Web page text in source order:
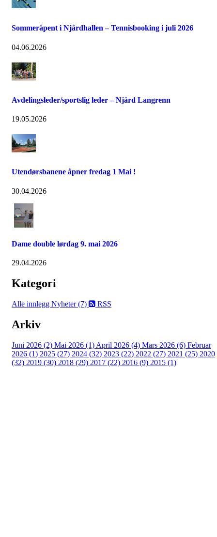
Sommeråpent i Njårdhallen – Tennisbooking i juli 2026
04.06.2026
Avdelingsleder/sportslig leder – Njård Langrenn
19.05.2026
Utendørsbanene åpner fredag 1 Mai !
30.04.2026
Dame double lørdag 9. mai 2026
29.04.2026
Kategori
Alle innlegg Nyheter (7) RSS
Arkiv
Juni 2026 (2) Mai 2026 (1) April 2026 (4) Mars 2026 (6) Februar
2026 (1) 2025 (27) 2024 (32) 2023 (22) 2022 (27) 2021 (25) 2020
(32) 2019 (30) 2018 (29) 2017 (22) 2016 (9) 2015 (1)